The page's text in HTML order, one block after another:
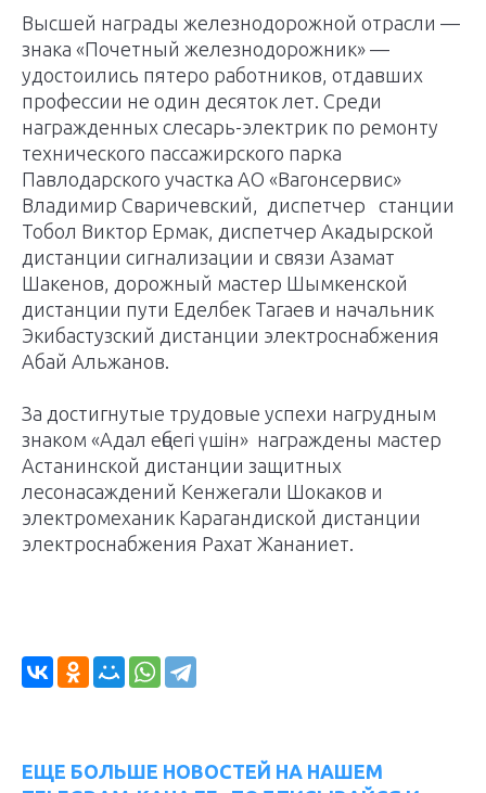
Высшей награды железнодорожной отрасли —
знака «Почетный железнодорожник» —
удостоились пятеро работников, отдавших
профессии не один десяток лет. Среди
награжденных слесарь-электрик по ремонту
технического пассажирского парка
Павлодарского участка АО «Вагонсервис»
Владимир Сваричевский, диспетчер станции
Тобол Виктор Ермак, диспетчер Акадырской
дистанции сигнализации и связи Азамат
Шакенов, дорожный мастер Шымкенской
дистанции пути Еделбек Тагаев и начальник
Экибастузский дистанции электроснабжения
Абай Альжанов.
За достигнутые трудовые успехи нагрудным
знаком «Адал еңбегі үшін» награждены мастер
Астанинской дистанции защитных
лесонасаждений Кенжегали Шокаков и
электромеханик Карагандиской дистанции
электроснабжения Рахат Жананиет.
ЕЩЕ БОЛЬШЕ НОВОСТЕЙ НА НАШЕМ